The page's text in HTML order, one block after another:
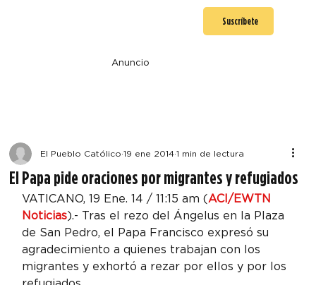
Suscríbete
Anuncio
El Papa pide oraciones por migrantes y refugiados
El Pueblo Católico 19 ene 2014 1 min de lectura
VATICANO, 19 Ene. 14 / 11:15 am (ACI/EWTN
Noticias).- Tras el rezo del Ángelus en la Plaza
de San Pedro, el Papa Francisco expresó su
agradecimiento a quienes trabajan con los
migrantes y exhortó a rezar por ellos y por los